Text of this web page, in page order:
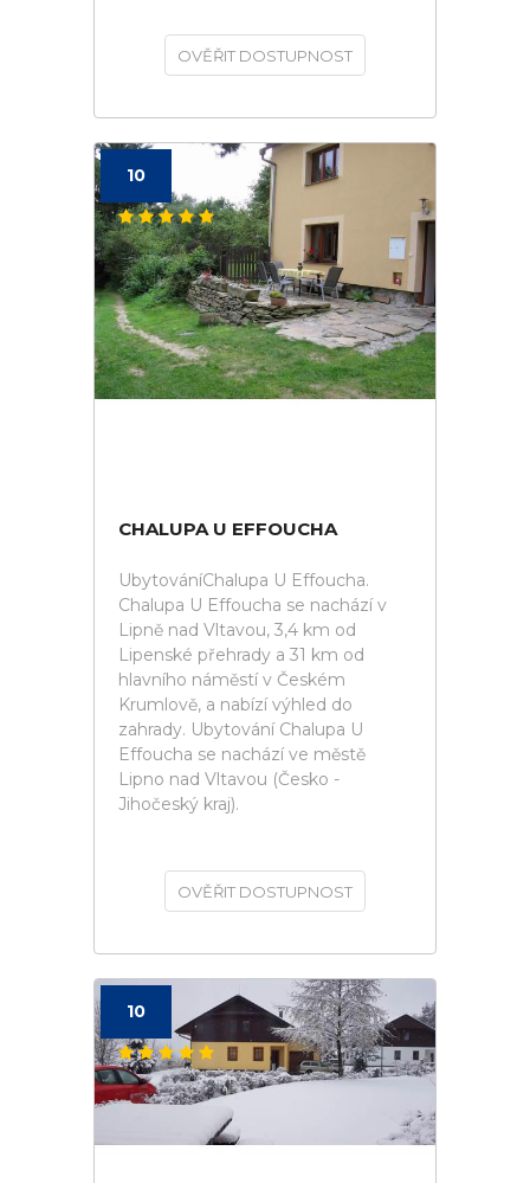
OVĚŘIT DOSTUPNOST
10
CHALUPA U EFFOUCHA
UbytováníChalupa U Effoucha.
Chalupa U Effoucha se nachází v
Lipně nad Vltavou, 3,4 km od
Lipenské přehrady a 31 km od
hlavního náměstí v Českém
Krumlově, a nabízí výhled do
zahrady. Ubytování Chalupa U
Effoucha se nachází ve městě
Lipno nad Vltavou (Česko -
Jihočeský kraj).
OVĚŘIT DOSTUPNOST
10